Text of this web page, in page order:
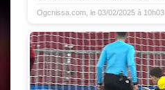
Ogcnissa.com, le 03/02/2025 à 10h03